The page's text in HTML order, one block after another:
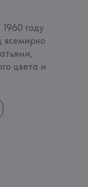
году
всемирно
цвета и